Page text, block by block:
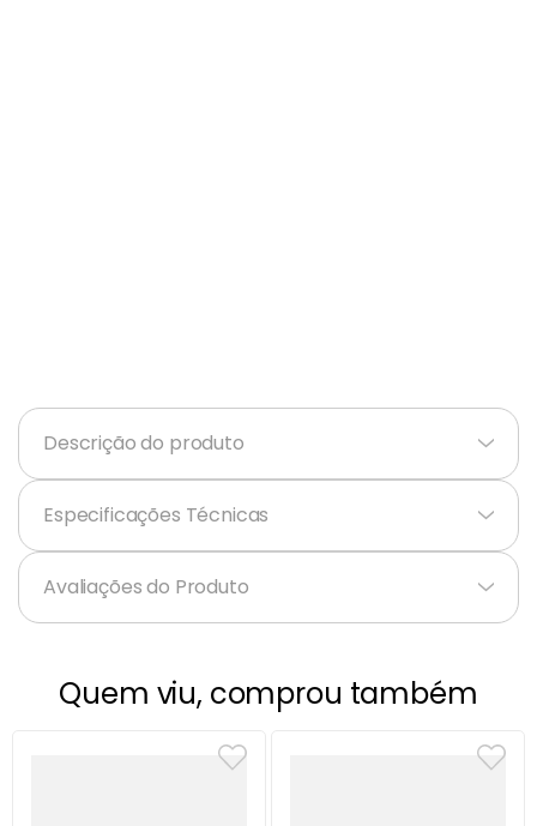
Descrição do produto +
Especificações Técnicas +
Avaliações do Produto
Quem viu, comprou também